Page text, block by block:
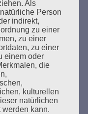
von Büchern am
Mai 1933 NS-
setzen.de
Als
Person
indirekt,
zu einer
zu einer
zu einer
einem oder
die
kulturellen
natürlichen
werden kann.